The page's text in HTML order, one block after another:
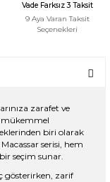
Vade Farksız 3 Taksit
9 Aya Varan Taksit
Seçenekleri
zarafet ve
mükemmel
biri olarak
serisi, hem
seçim sunar.
gösterirken, zarif